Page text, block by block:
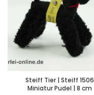
Steiff Tier | Steiff 1506
Miniatur Pudel | 8 cm